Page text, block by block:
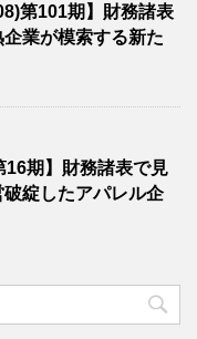
第101期】財務諸表
業が模索する新た
16期】財務諸表で見
綻したアパレル企